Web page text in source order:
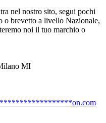
nel nostro sito, segui pochi
o brevetto a livello Nazionale,
noi il tuo marchio o
MI
on.com